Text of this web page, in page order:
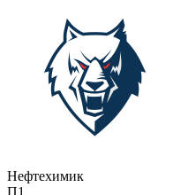
Нефтехимик